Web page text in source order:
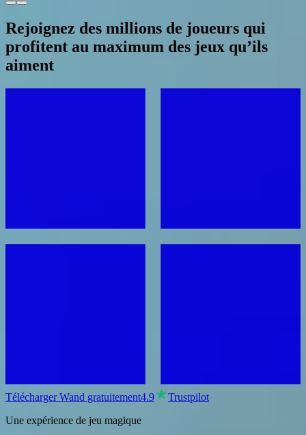
Rejoignez des millions de joueurs qui
profitent au maximum des jeux qu’ils
aiment
Télécharger Wand gratuitement4.9
Trustpilot
Une expérience de jeu magique